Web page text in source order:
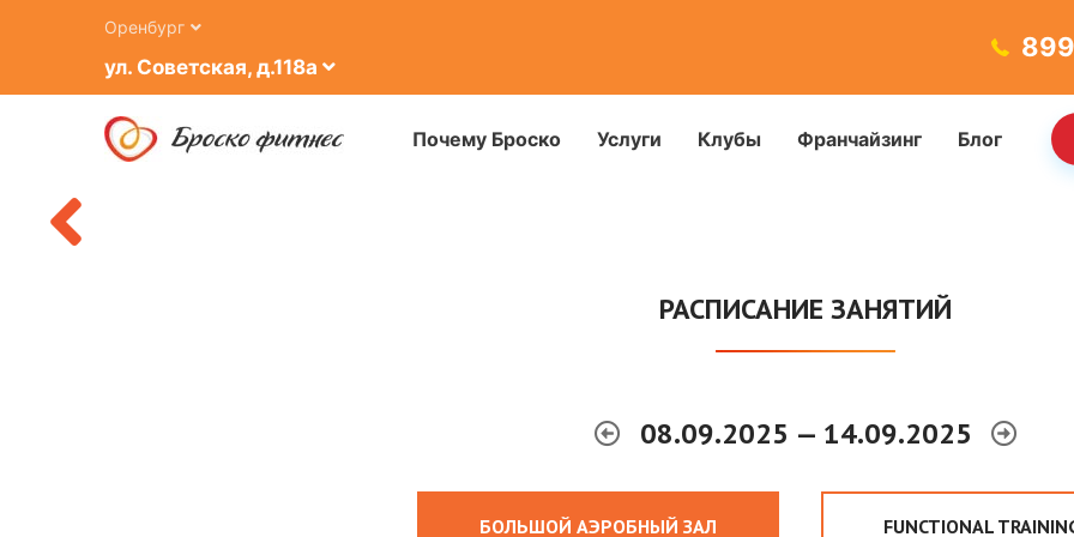
Оренбург
ул. Советская, д.118а
Почему Броско Услуги Клубы Франчайзинг Блог
РАСПИСАНИЕ ЗАНЯТИЙ
08.09.2025 — 14.09.2025
БОЛЬШОЙ АЭРОБНЫЙ ЗАЛ FUNCTIONAL